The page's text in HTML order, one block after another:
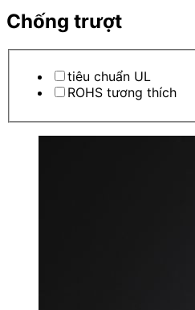
Chống trượt
tiêu chuẩn UL
ROHS tương thích